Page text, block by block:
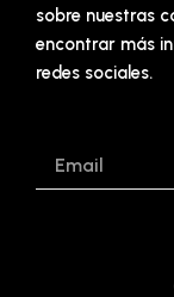
sobre nuestras
encontrar más
redes sociales.